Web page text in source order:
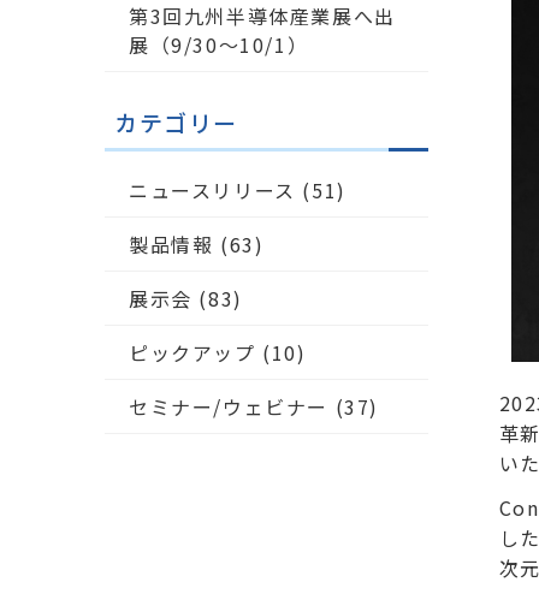
第3回九州半導体産業展へ出
展（9/30～10/1）
カテゴリー
ニュースリリース (51)
製品情報 (63)
展示会 (83)
ピックアップ (10)
セミナー/ウェビナー (37)
革
い
し
次